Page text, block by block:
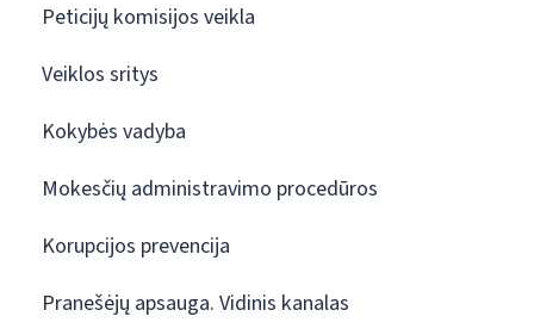
Peticijų komisijos veikla
Veiklos sritys
Kokybės vadyba
Mokesčių administravimo procedūros
Korupcijos prevencija
Pranešėjų apsauga. Vidinis kanalas